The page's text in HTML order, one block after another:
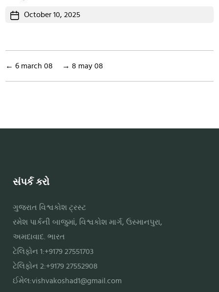
PostOctober 10, 2025
← 6 march 08 → 8 may 08
સંપર્ક કરો
ગુજરાત વિશ્વકોશ ટ્રસ્ટ
રમેશ પાર્કની બાજુમાં, વિશ્વકોશ માર્ગ, ઉસ્માનપુરા,
અમદાવાદ. ભારત
ટેલિફોન 1:+9179 27551703
ટેલિફોન 2:+9179 27552908
ઈમેલ:vishvakoshad1@gmail.com